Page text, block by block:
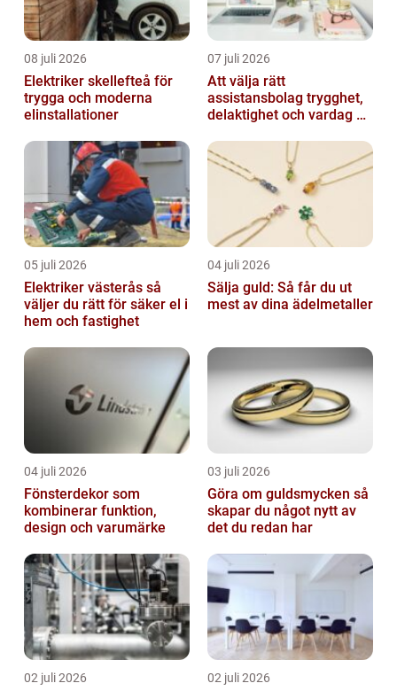
08 juli 2026
Elektriker skellefteå för
trygga och moderna
elinstallationer
07 juli 2026
Att välja rätt
assistansbolag trygghet,
delaktighet och vardag på
05 juli 2026
Elektriker västerås så
väljer du rätt för säker el i
hem och fastighet
04 juli 2026
Sälja guld: Så får du ut
mest av dina ädelmetaller
04 juli 2026
Fönsterdekor som
kombinerar funktion,
design och varumärke
03 juli 2026
Göra om guldsmycken så
skapar du något nytt av
det du redan har
02 juli 2026 02 juli 2026